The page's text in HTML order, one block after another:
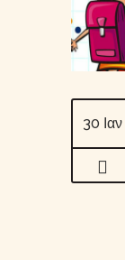
30 Ιαν